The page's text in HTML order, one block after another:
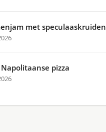
met speculaaskruiden
pizza